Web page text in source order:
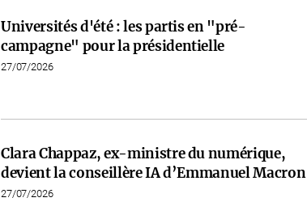
Universités d'été : les partis en "pré-
campagne" pour la présidentielle
27/07/2026
Clara Chappaz, ex-ministre du numérique,
devient la conseillère IA d’Emmanuel Macron
27/07/2026